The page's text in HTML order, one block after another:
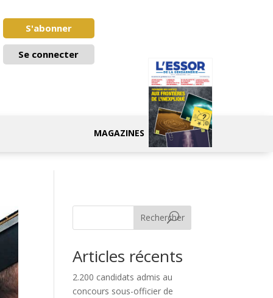
S'abonner
Se connecter
MAGAZINES
Rechercher
Articles récents
2.200 candidats admis au
concours sous-officier de